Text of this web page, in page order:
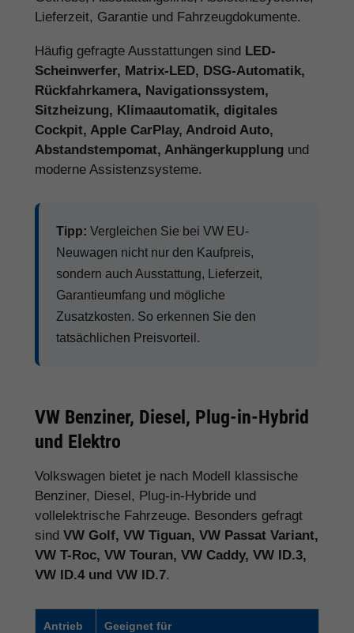
Lieferzeit, Garantie und Fahrzeugdokumente.
Häufig gefragte Ausstattungen sind LED-
Scheinwerfer, Matrix-LED, DSG-Automatik,
Rückfahrkamera, Navigationssystem,
Sitzheizung, Klimaautomatik, digitales
Cockpit, Apple CarPlay, Android Auto,
Abstandstempomat, Anhängerkupplung und
moderne Assistenzsysteme.
Tipp: Vergleichen Sie bei VW EU-
Neuwagen nicht nur den Kaufpreis,
sondern auch Ausstattung, Lieferzeit,
Garantieumfang und mögliche
Zusatzkosten. So erkennen Sie den
tatsächlichen Preisvorteil.
VW Benziner, Diesel, Plug-in-Hybrid
und Elektro
Volkswagen bietet je nach Modell klassische
Benziner, Diesel, Plug-in-Hybride und
vollelektrische Fahrzeuge. Besonders gefragt
sind VW Golf, VW Tiguan, VW Passat Variant,
VW T-Roc, VW Touran, VW Caddy, VW ID.3,
VW ID.4 und VW ID.7.
Antrieb Geeignet für